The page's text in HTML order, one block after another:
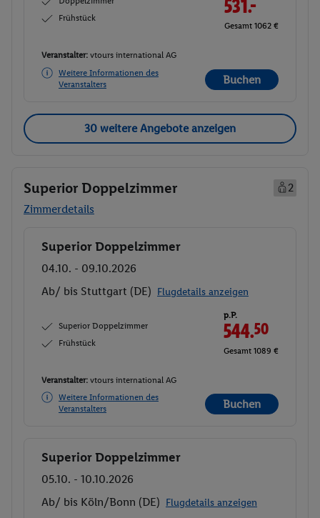
Frühstück
531.-
Gesamt 1062 €
Veranstalter: vtours international AG
Weitere Informationen des
Veranstalters
Buchen
30 weitere Angebote anzeigen
Superior Doppelzimmer
2
Zimmerdetails
Buchen
Superior Doppelzimmer
04.10. - 09.10.2026
Ab/ bis Stuttgart (DE) Flugdetails anzeigen
Superior Doppelzimmer
Frühstück
p.P.
544.50
Gesamt 1089 €
Veranstalter: vtours international AG
Weitere Informationen des
Veranstalters
Buchen
Buchen
Superior Doppelzimmer
05.10. - 10.10.2026
Ab/ bis Köln/Bonn (DE) Flugdetails anzeigen